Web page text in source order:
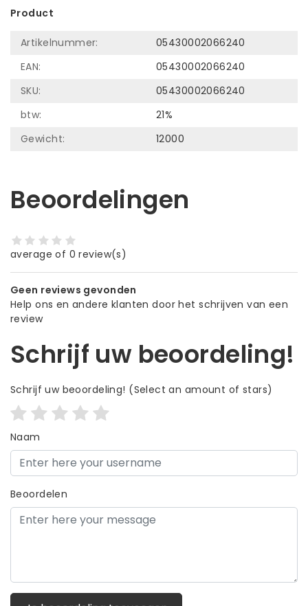
Product
Artikelnummer:
05430002066240
EAN:
05430002066240
SKU:
05430002066240
btw:
21%
Gewicht:
12000
Beoordelingen
average of 0 review(s)
Geen reviews gevonden
Help ons en andere klanten door het schrijven van een
review
Schrijf uw beoordeling!
Schrijf uw beoordeling! (Select an amount of stars)
Naam
Beoordelen